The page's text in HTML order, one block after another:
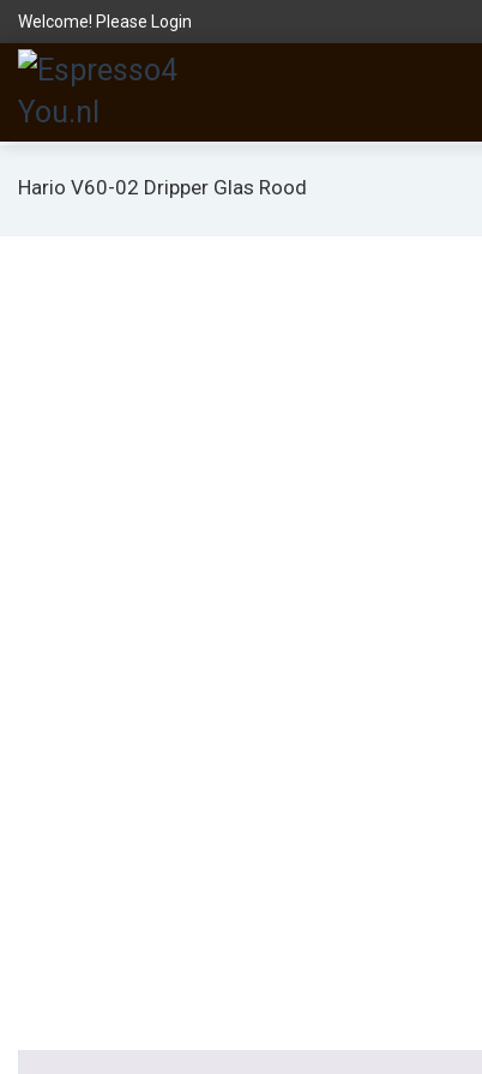
Welcome! Please Login
Hario V60-02 Dripper Glas Rood